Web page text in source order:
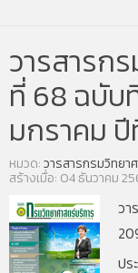
วารสารก
ที่ 68 ฉบับ
มกราคม
หมวด:วารสารกรมวิทยา
สร้างเมื่อ: 04 ธันวาคม
วา
ปร